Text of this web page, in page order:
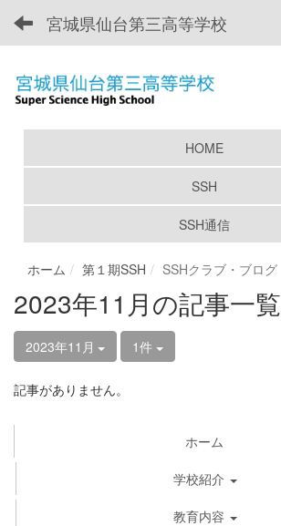
宮城県仙台第三高等学校
HOME
SSH
SSH通信
ホーム 第１期SSH SSHクラブ・ブログ
2023年11月の記事一覧
2023年11月 1件
記事がありません。
ホーム
学校紹介
教育内容